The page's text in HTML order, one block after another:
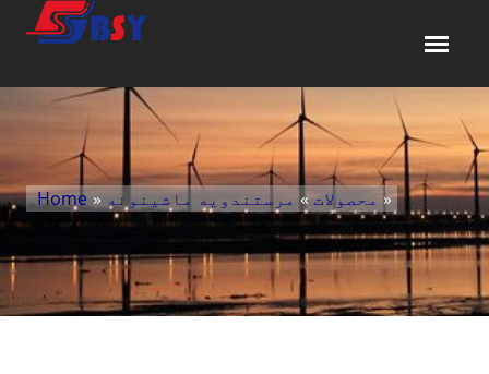
Home » محصولات»مرستندویه ماشینونه »